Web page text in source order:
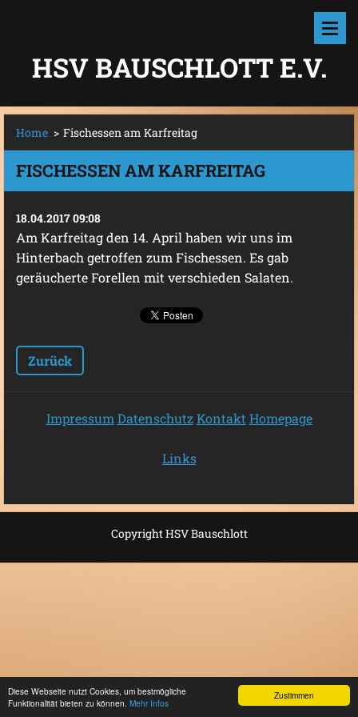
Zustimmen
Diese Webseite nutzt Cookies, um bestmögliche
Funktionalität bieten zu können. Mehr Infos
HSV BAUSCHLOTT E.V.
Home > Fischessen am Karfreitag
FISCHESSEN AM KARFREITAG
18.04.2017 09:08
Am Karfreitag den 14. April haben wir uns im
Hinterbach getroffen zum Fischessen. Es gab
geräucherte Forellen mit verschieden Salaten.
Zurück
Impressum Datenschutz Kontakt Homepage
Links
Copyright HSV Bauschlott